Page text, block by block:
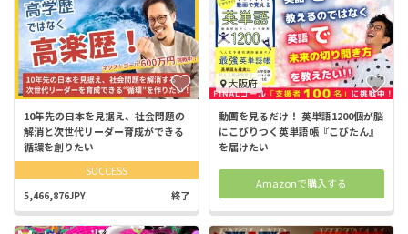
10年先の日本を見据え、社会問題の
解消と次世代リーダー育成ができる
循環を創りたい
SUCCESS
5,466,876JPY 終了
大阪府
動画を見るだけ！ 英単語1200個が脳
にこびりつく英単語帳『こびたん』
を届けたい
Amazonで購入する